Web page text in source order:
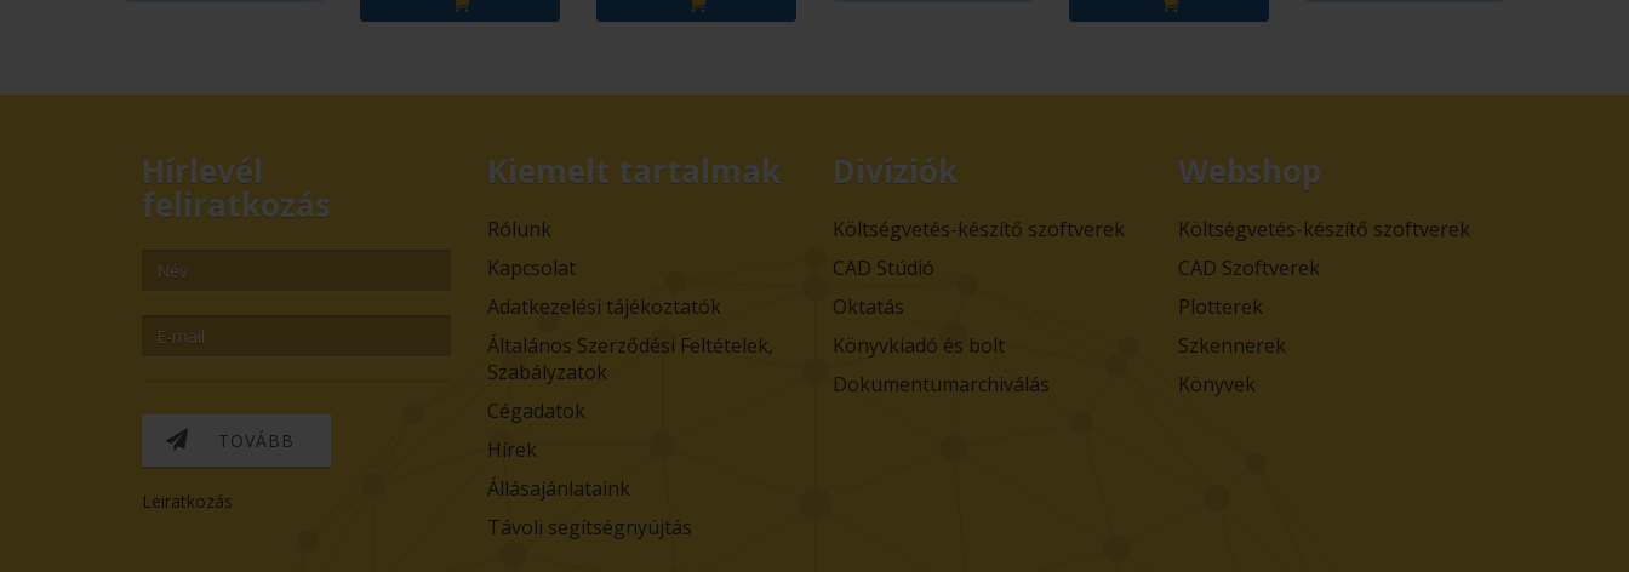
Hírlevél
feliratkozás
TOVÁBB
Leiratkozás
Kiemelt tartalmak
Rólunk
Kapcsolat
Adatkezelési tájékoztatók
Általános Szerződési Feltételek,
Szabályzatok
Cégadatok
Hírek
Állásajánlataink
Távoli segítségnyújtás
Divíziók
Költségvetés-készítő szoftverek
CAD Stúdió
Oktatás
Könyvkiadó és bolt
Dokumentumarchiválás
Webshop
Költségvetés-készítő szoftverek
CAD Szoftverek
Plotterek
Szkennerek
Könyvek